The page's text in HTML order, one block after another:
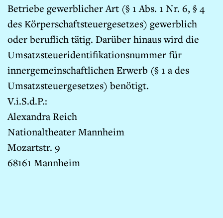
Betriebe gewerblicher Art (§ 1 Abs. 1 Nr. 6, § 4
des Körperschaftsteuergesetzes) gewerblich
oder beruflich tätig. Darüber hinaus wird die
Umsatzsteueridentifikationsnummer für
innergemeinschaftlichen Erwerb (§ 1 a des
Umsatzsteuergesetzes) benötigt.
V.i.S.d.P.:
Alexandra Reich
Nationaltheater Mannheim
Mozartstr. 9
68161 Mannheim